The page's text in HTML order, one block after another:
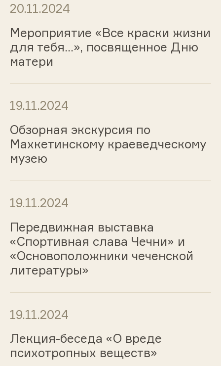
20.11.2024
Мероприятие «Все краски жизни
для тебя…», посвященное Дню
матери
19.11.2024
Обзорная экскурсия по
Махкетинскому краеведческому
музею
19.11.2024
Передвижная выставка
«Спортивная слава Чечни» и
«Основоположники чеченской
литературы»
19.11.2024
Лекция-беседа «О вреде
психотропных веществ»